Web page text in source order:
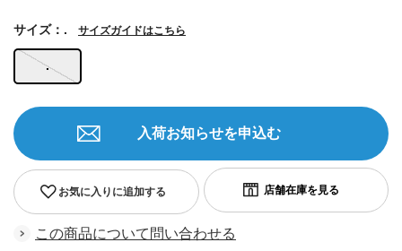
.
サイズ：. サイズガイドはこちら
お気に入りに追加する
入荷お知らせを申込む
この商品について問い合わせる